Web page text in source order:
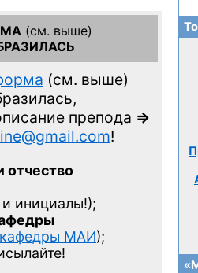
(см. выше)
(см. выше)
препода =>
!
инициалы!);
кафедры МАИ);